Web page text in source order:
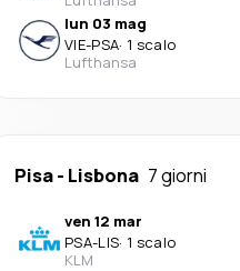
lun 03 mag
VIE-PSA· 1 scalo
Lufthansa
Pisa- Lisbona 7 giorni
ven 12 mar
PSA-LIS· 1 scalo
KLM